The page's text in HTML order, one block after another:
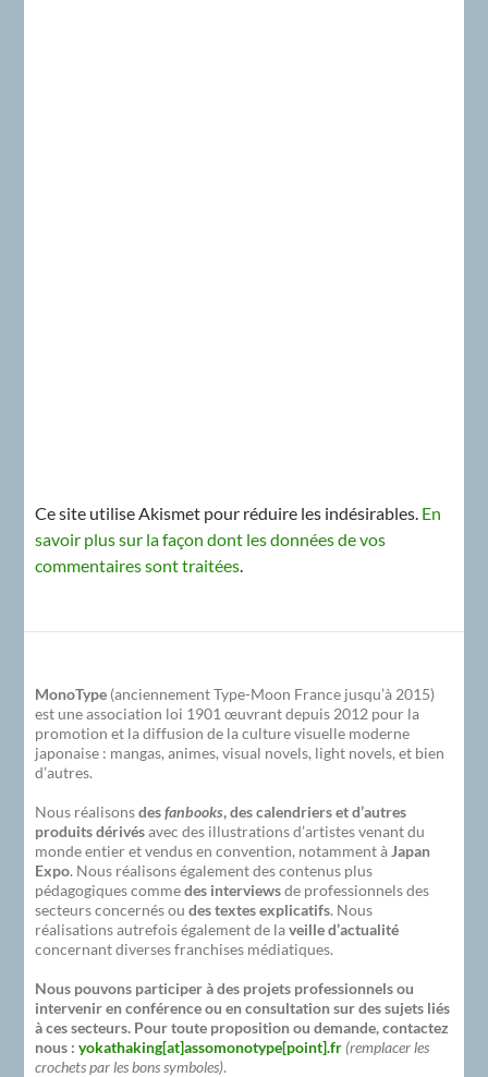
Ce site utilise Akismet pour réduire les indésirables. En
savoir plus sur la façon dont les données de vos
commentaires sont traitées.
MonoType (anciennement Type-Moon France jusqu’à 2015)
est une association loi 1901 œuvrant depuis 2012 pour la
promotion et la diffusion de la culture visuelle moderne
japonaise : mangas, animes, visual novels, light novels, et bien
d’autres.
Nous réalisonsdesfanbooks, des calendriers et d’autres
produits dérivésavec des illustrations d’artistes venant du
monde entier et vendus en convention, notamment à Japan
Expo. Nous réalisons également des contenus plus
pédagogiques commedes interviewsde professionnels des
secteurs concernés oudes textes explicatifs. Nous
réalisations autrefois également de laveille d’actualité
concernant diverses franchises médiatiques.
Nous pouvons participer à des projets professionnels ou
intervenir en conférence ou en consultation sur des sujets liés
à ces secteurs. Pour toute proposition ou demande, contactez
nous :yokathaking[at]assomonotype[point].fr (remplacer les
crochets par les bons symboles).